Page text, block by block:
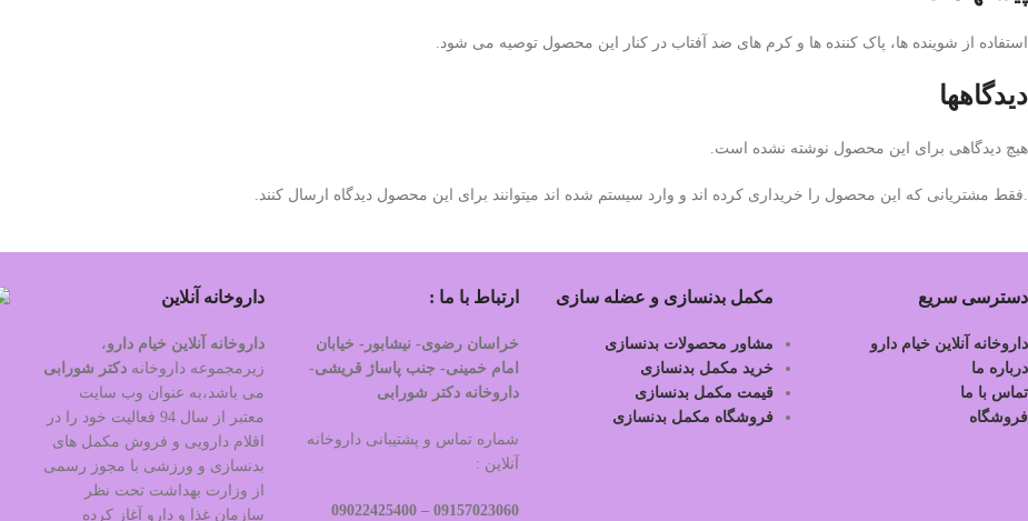
استفاده از شوینده ها، پاک کننده ها و کرم های ضد آفتاب در کنار این محصول توصیه می شود.
دیدگاهها
هیچ دیدگاهی برای این محصول نوشته نشده است.
.فقط مشتریانی که این محصول را خریداری کرده اند و وارد سیستم شده اند میتوانند برای این محصول دیدگاه ارسال کنند.
دسترسی سریع
داروخانه آنلاین خیام دارو
درباره ما
تماس با ما
فروشگاه
مکمل بدنسازی و عضله سازی
مشاور محصولات بدنسازی
خرید مکمل بدنسازی
قیمت مکمل بدنسازی
فروشگاه مکمل بدنسازی
ارتباط با ما :
خراسان رضوی- نیشابور- خیابان
امام خمینی- جنب پاساژ قریشی-
داروخانه دکتر شورابی
شماره تماس و پشتیبانی داروخانه
آنلاین :
09157023060 –
داروخانه آنلاین
داروخانه آنلاین خیام دارو،
زیرمجموعه داروخانه دکتر شورابی
می باشد،به عنوان وب سایت
معتبر از سال 94 فعالیت خود را در
اقلام دارویی و فروش مکمل های
بدنسازی و ورزشی با مجوز رسمی
از وزارت بهداشت تحت نظر
سازمان غذا و دارو آغاز کرده